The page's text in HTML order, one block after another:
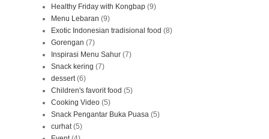
Healthy Friday with Kongbap (9)
Menu Lebaran (9)
Exotic Indonesian tradisional food (8)
Gorengan (7)
Inspirasi Menu Sahur (7)
Snack kering (7)
dessert (6)
Children's favorit food (5)
Cooking Video (5)
Snack Pengantar Buka Puasa (5)
curhat (5)